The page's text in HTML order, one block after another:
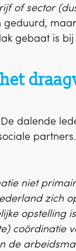
of sector
gebaat is
dalende
niet
zich
opstelling
coördinatie
de